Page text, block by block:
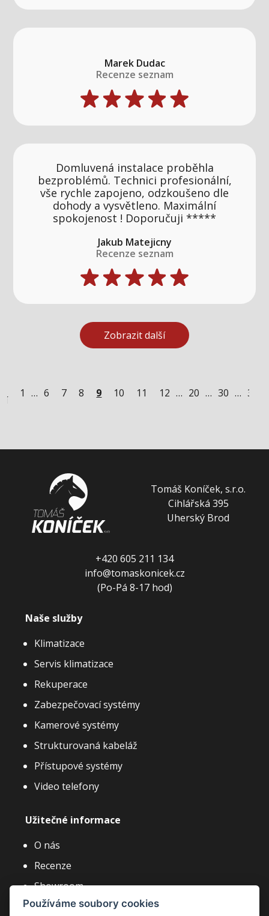
Marek Dudac
Recenze seznam
Domluvená instalace proběhla
bezproblémů. Technici profesionální,
vše rychle zapojeno, odzkoušeno dle
dohody a vysvětleno. Maximální
spokojenost ! Doporučuji *****
Jakub Matejicny
Recenze seznam
Zobrazit další
1 … 6 7 8 9 10 11 12 … 20 … 30 … 39
Naše služby
Klimatizace
Servis klimatizace
Rekuperace
Zabezpečovací systémy
Kamerové systémy
Strukturovaná kabeláž
Přístupové systémy
Video telefony
Užitečné informace
O nás
Recenze
Showroom
Články a novinky
Tomáš Koníček, s.r.o.
Cihlářská 395
Uherský Brod
+420 605 211 134
info@tomaskonicek.cz
(Po-Pá 8-17 hod)
Používáme soubory cookies